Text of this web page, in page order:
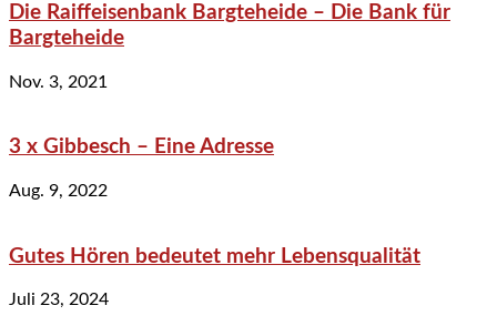
Die Raiffeisenbank Bargteheide – Die Bank für
Bargteheide
Nov. 3, 2021
3 x Gibbesch – Eine Adresse
Aug. 9, 2022
Gutes Hören bedeutet mehr Lebensqualität
Juli 23, 2024